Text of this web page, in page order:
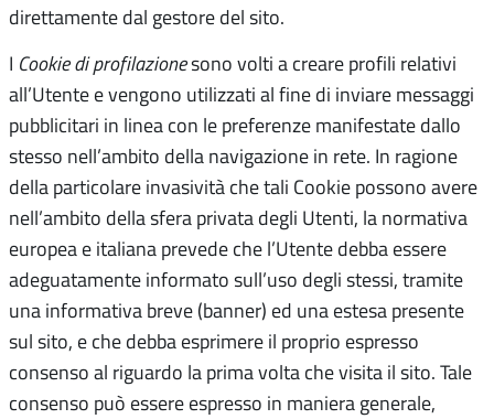
direttamente dal gestore del sito.
I Cookie di profilazionesono volti a creare profili relativi
all’Utente e vengono utilizzati al fine di inviare messaggi
pubblicitari in linea con le preferenze manifestate dallo
stesso nell’ambito della navigazione in rete. In ragione
della particolare invasività che tali Cookie possono avere
nell’ambito della sfera privata degli Utenti, la normativa
europea e italiana prevede che l’Utente debba essere
adeguatamente informato sull’uso degli stessi, tramite
una informativa breve (banner) ed una estesa presente
sul sito, e che debba esprimere il proprio espresso
consenso al riguardo la prima volta che visita il sito. Tale
consenso può essere espresso in maniera generale,